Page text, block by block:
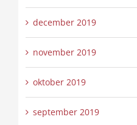
december 2019
november 2019
oktober 2019
september 2019